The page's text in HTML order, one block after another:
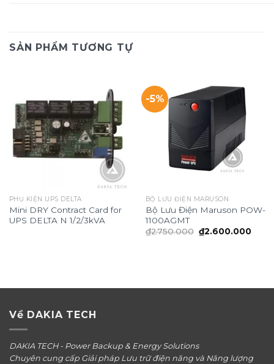
SẢN PHẨM TƯƠNG TỰ
PHỤ KIỆN UPS DELTA
Mini DRY Contract Card for
UPS DELTA N 1/2/3kVA
-5%
BỘ LƯU ĐIỆN MARUSON
Bộ Lưu Điện Maruson POW-
1100AGMT
₫2.750.000 Giá
gốc
₫2.600.000Giá
Về DAKIA TECH
DAKIA TECH - Power Backup & Energy Solutions
Chuyên cung cấp Giải pháp Lưu trữ điện năng và Năng lượng